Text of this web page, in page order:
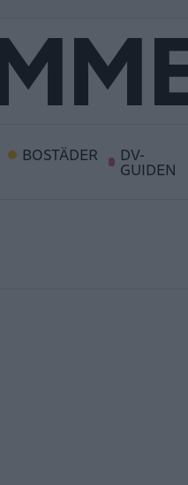
BOSTÄDER DV-
GUIDEN